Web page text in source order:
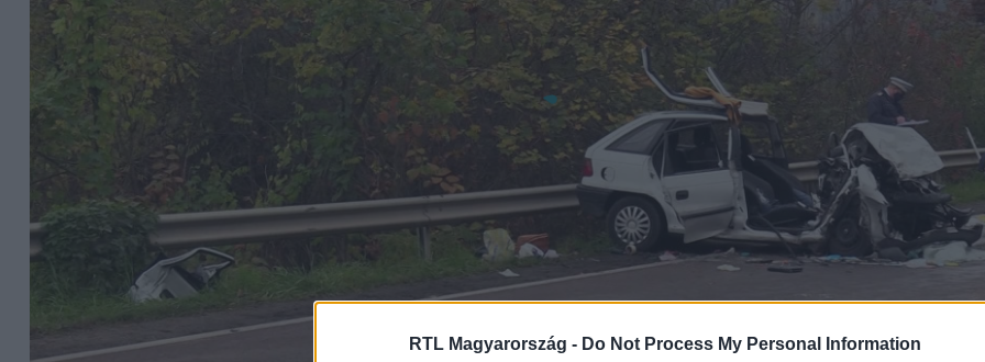
RTL Magyarország - Do Not Process My Personal Information